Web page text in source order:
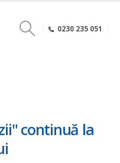
0230 235 051
continuă la